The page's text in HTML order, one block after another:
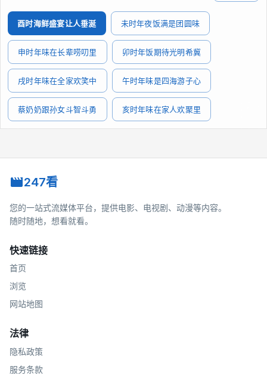
酉时海鲜盛宴让人垂涎 未时年夜饭满是团圆味
申时年味在长辈唠叨里 卯时年饭期待光明希冀
戌时年味在全家欢笑中 午时年味是四海游子心
蔡奶奶跟孙女斗智斗勇 亥时年味在家人欢聚里
247看
您的一站式流媒体平台，提供电影、电视剧、动漫等内容。
随时随地，想看就看。
快速链接
首页
浏览
网站地图
法律
隐私政策
服务条款